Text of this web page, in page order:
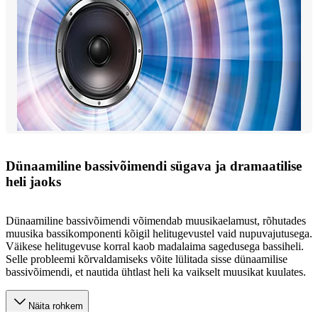
Dünaamiline bassivõimendi sügava ja dramaatilise
heli jaoks
Dünaamiline bassivõimendi võimendab muusikaelamust, rõhutades
muusika bassikomponenti kõigil helitugevustel vaid nupuvajutusega.
Väikese helitugevuse korral kaob madalaima sagedusega bassiheli.
Selle probleemi kõrvaldamiseks võite lülitada sisse dünaamilise
bassivõimendi, et nautida ühtlast heli ka vaikselt muusikat kuulates.
Näita rohkem